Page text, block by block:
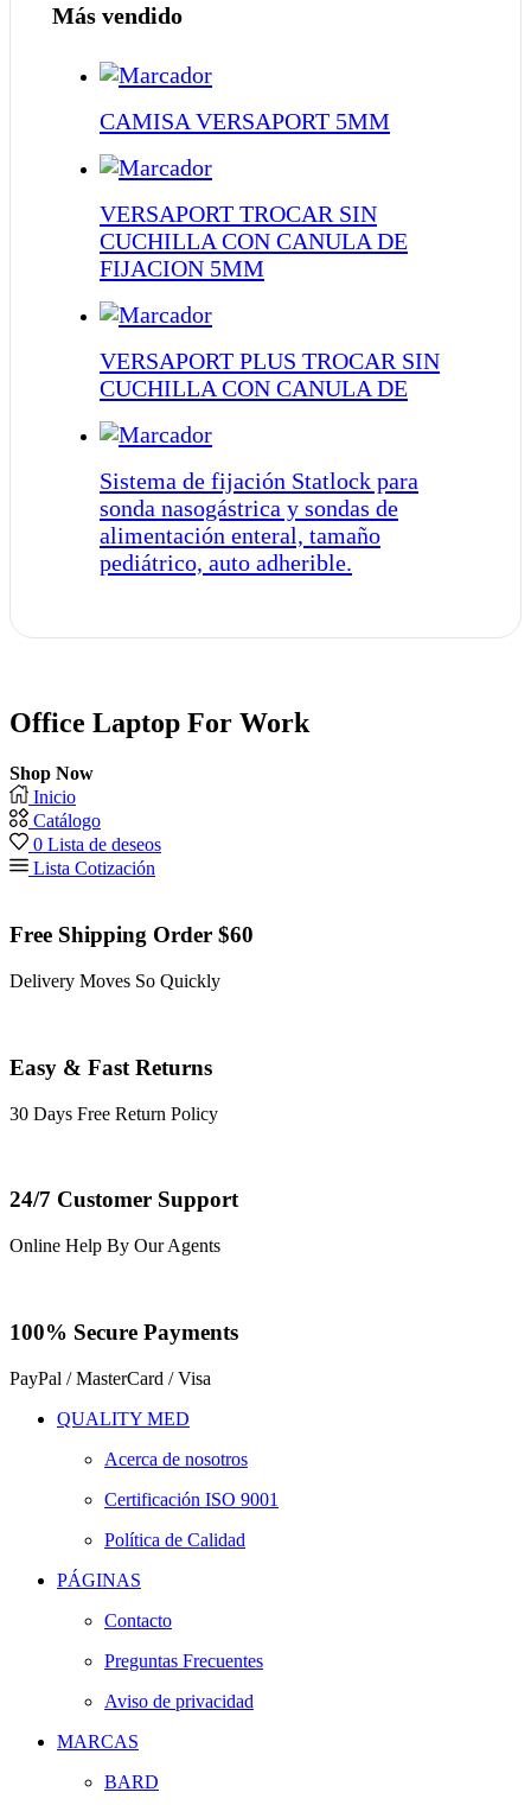
Más vendido
CAMISA VERSAPORT 5MM
VERSAPORT TROCAR SIN
CUCHILLA CON CANULA DE
FIJACION 5MM
VERSAPORT PLUS TROCAR SIN
CUCHILLA CON CANULA DE
Sistema de fijación Statlock para
sonda nasogástrica y sondas de
alimentación enteral, tamaño
pediátrico, auto adherible.
Office Laptop For Work
Shop Now
Inicio
Catálogo
0 Lista de deseos
Lista Cotización
Free Shipping Order $60
Delivery Moves So Quickly
Easy & Fast Returns
30 Days Free Return Policy
24/7 Customer Support
Online Help By Our Agents
100% Secure Payments
PayPal / MasterCard / Visa
QUALITY MED
Acerca de nosotros
Certificación ISO 9001
Política de Calidad
PÁGINAS
Contacto
Preguntas Frecuentes
Aviso de privacidad
MARCAS
BARD